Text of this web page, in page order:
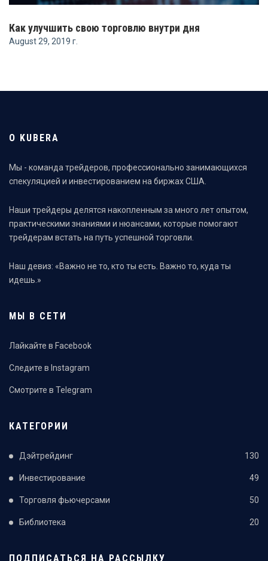
Как улучшить свою торговлю внутри дня
August 29, 2019 г.
О KUBERA
Мы - команда трейдеров, профессионально занимающихся
спекуляцией и инвестированием на биржах США.
Наши трейдеры делятся накопленным за много лет опытом,
практическими знаниями и нюансами, которые помогают
трейдерам встать на путь успешной торговли.
Наш девиз: «Важно не то, кто ты есть. Важно то, куда ты
идешь.»
МЫ В СЕТИ
Лайкайте в Facebook
Следите в Instagram
Смотрите в Telegram
КАТЕГОРИИ
Дэйтрейдинг 130
Инвестирование 49
Торговля фьючерсами 50
Библиотека 20
ПОДПИСАТЬСЯ НА РАССЫЛКУ